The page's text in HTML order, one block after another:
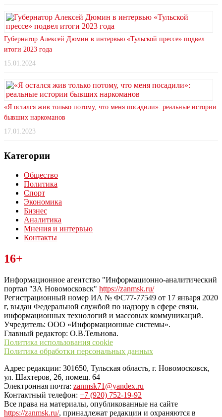
Губернатор Алексей Дюмин в интервью «Тульской прессе» подвел
итоги 2023 года
15.01.2024
«Я остался жив только потому, что меня посадили»: реальные истории
бывших наркоманов
17.01.2023
Категории
Общество
Политика
Спорт
Экономика
Бизнес
Аналитика
Мнения и интервью
Контакты
Читайте последние новости дня в Тульской области на сайте
“ЗаНовомосковск”
16+
Информационное агентство "Информационно-аналитический
портал "ЗА Новомосковск" https://zanmsk.ru/
Регистрационный номер ИА № ФС77-77549 от 17 января 2020
г, выдан Федеральной службой по надзору в сфере связи,
информационных технологий и массовых коммуникаций.
Учредитель: ООО «Информационные системы».
Главный редактор: О.В.Тельнова.
Политика использования cookie
Политика обработки персональных данных
Адрес редакции: 301650, Тульская область, г. Новомосковск,
ул. Шахтеров, 26, помещ. 64
Электронная почта: zanmsk71@yandex.ru
Контактный телефон: +7 (920) 752-19-92
Все права на материалы, опубликованные на сайте
https://zanmsk.ru/, принадлежат редакции и охраняются в